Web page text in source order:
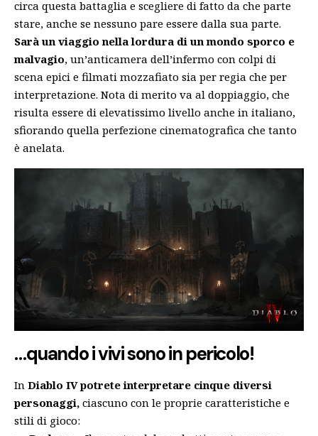
circa questa battaglia e scegliere di fatto da che parte
stare, anche se nessuno pare essere dalla sua parte.
Sarà un viaggio nella lordura di un mondo sporco e
malvagio, un’anticamera dell’infermo con colpi di
scena epici e filmati mozzafiato sia per regia che per
interpretazione. Nota di merito va al doppiaggio, che
risulta essere di elevatissimo livello anche in italiano,
sfiorando quella perfezione cinematografica che tanto
è anelata.
…quando i vivi sono in pericolo!
In Diablo IV potrete interpretare cinque diversi
personaggi, ciascuno con le proprie caratteristiche e
stili di gioco: